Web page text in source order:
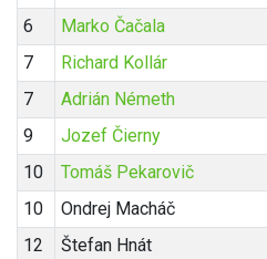
6 Marko Čačala
7
Richard Kollár
7
Adrián Németh
9
Jozef Čierny
10
Tomáš Pekarovič
10
Ondrej Macháč
12
Štefan Hnát